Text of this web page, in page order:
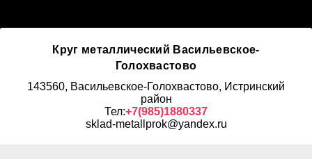
Круг металлический Васильевское-
Голохвастово
143560, Васильевское-Голохвастово, Истринский
район
Тел:+7(985)1880337
sklad-metallprok@yandex.ru